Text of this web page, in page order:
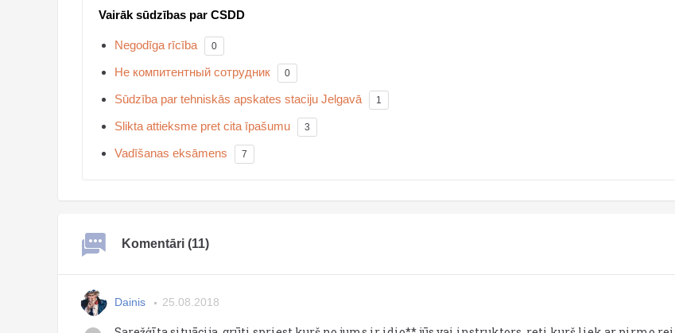
Vairāk sūdzības par CSDD
Negodīga rīcība 0
Не компитентный сотрудник 0
Sūdzība par tehniskās apskates staciju Jelgavā 1
Slikta attieksme pret cita īpašumu 3
Vadīšanas eksāmens 7
Komentāri (11)
Dainis 25.08.2018